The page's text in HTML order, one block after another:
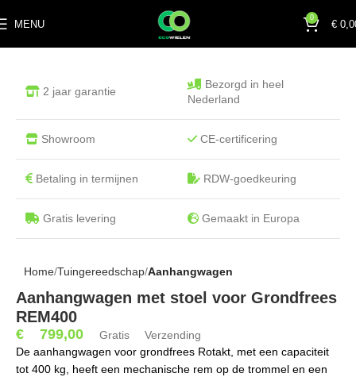
MENU
0
€
2 jaar garantie
Bezorgd in heel
Nederland
Showroom CE-certificering
Betaling in termijnen RDW-goedkeuring
Gratis levering Gemaakt in Europa
Home Tuingereedschap Aanhangwagen
Aanhangwagen met stoel voor Grondfrees
REM400
€ 799,00
Gratis Verzending
De aanhangwagen voor grondfrees Rotakt, met een capaciteit
tot 400 kg, heeft een mechanische rem op de trommel en een